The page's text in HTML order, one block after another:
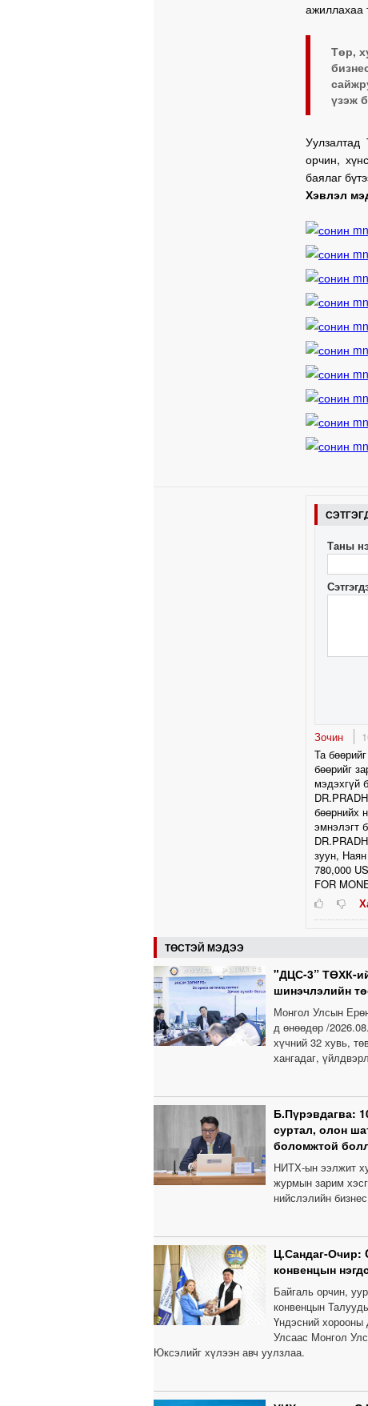
ажиллахаа
Төр,
үзэж
орчин,
баялаг
Хэвлэл
Таны
Зочин
Та
бөөрийг
мэдэхгүй
бөөрнийх
эмнэлэгт
зуун,
780,000
FOR
ТӨСТЭЙ МЭДЭЭ
"ДЦС-3” ТӨХК-
шинэчлэлийн
Монгол Улсын
д өнөөдөр /
хүчний 32 хувь,
хангадаг,
Б.Пүрэвдагва:
суртал, олон
боломжтой
НИТХ-ын ээлжит
журмын зарим
нийслэлийн
Ц.Сандаг-Очир:
конвенцын
Байгаль орчин,
конвенцын
Үндэсний
Улсаас Монгол
Юксэлийг хүлээн авч уулзлаа.